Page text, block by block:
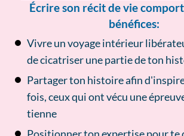
Écrire son récit de vie
bénéfices:
Vivre un voyage intérieur
de cicatriser une partie de ton
Partager ton histoire afin
fois, ceux qui ont vécu une
tienne